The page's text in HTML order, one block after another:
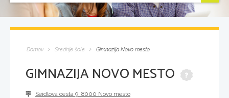
Domov Srednje šole Gimnazija Novo mesto
GIMNAZIJA NOVO MESTO
Seidlova cesta 9, 8000 Novo mesto